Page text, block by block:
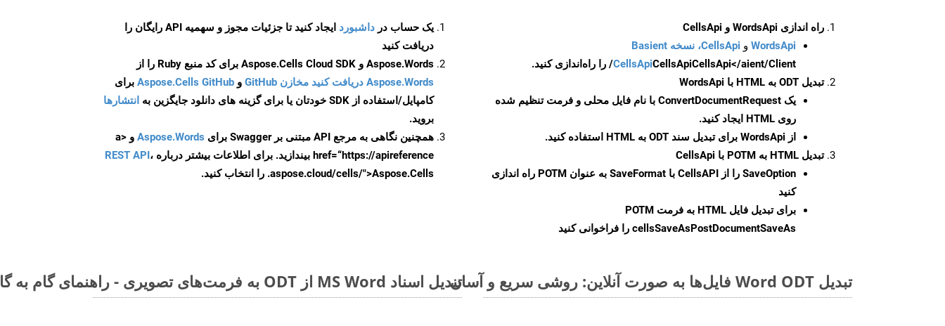
راه اندازی WordsApi و CellsApi
WordsApi و CellsApi، نسخه Basient
CellsApiCellsApiCellsApi</aient/Client/ را راه‌اندازی کنید.
تبدیل ODT به HTML با WordsApi
یک ConvertDocumentRequest با نام فایل محلی و فرمت تنظیم شده
روی HTML ایجاد کنید.
از WordsApi برای تبدیل سند ODT به HTML استفاده کنید.
تبدیل HTML به POTM با CellsApi
SaveOption
را از CellsAPI با SaveFormat به عنوان POTM راه اندازی
کنید
برای تبدیل فایل HTML به فرمت
POTM
cellsSaveAsPostDocumentSaveAs را فراخوانی کنید
یک حساب در داشبورد
ایجاد کنید تا جزئیات مجوز و سهمیه API رایگان را
دریافت کنید
Aspose.Words و Aspose.Cells Cloud SDK برای کد منبع Ruby را از
Aspose.Words دریافت کنید مخازن GitHub
و Aspose.Cells GitHub برای
کامپایل/استفاده از SDK خودتان یا برای گزینه های دانلود جایگزین به
انتشارها
بروید.
همچنین نگاهی به مرجع API مبتنی بر Swagger برای
Aspose.Words
و <a
href=“https://apireference بیندازید. برای اطلاعات بیشتر درباره
REST API،
.aspose.cloud/cells/">Aspose.Cells را انتخاب کنید.
تبدیل Word ODT فایل‌ها به صورت آنلاین: روشی سریع و آسان تبدیل اسناد MS Word از ODT به فرمت‌های تصویری - راهنمای گام به گام